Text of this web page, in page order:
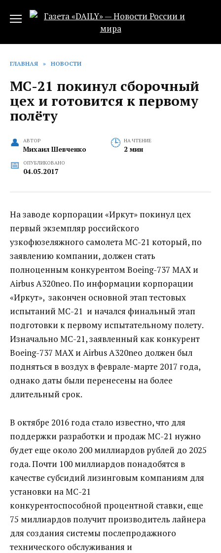
ГЛАВНАЯ » НОВОСТИ
МС-21 покинул сборочный
цех и готовится к первому
полёту
АВТОР
Михаил Шевченко
НА ЧТЕНИЕ
2 мин
ОПУБЛИКОВАНО
04.05.2017
На заводе корпорации «Иркут» покинул цех
первый экземпляр российского
узкофюзеляжного самолета МС-21 который, по
заявлению компании, должен стать
полноценным конкурентом Boeing-737 MAX и
Airbus A320neo.По информации корпорации
«Иркут», закончен основной этап тестовых
испытаний МС-21 и начался финальный этап
подготовки к первому испытательному полету.
Изначально МС-21, заявленный как конкурент
Boeing-737 MAX и Airbus A320neo должен был
подняться в воздух в феврале-марте 2017 года,
однако даты были перенесены на более
длительный срок.
В октябре 2016 года стало известно, что для
поддержки разработки и продаж МС-21 нужно
будет еще около 200 миллиардов рублей до 2025
года. Почти 100 миллиардов понадобятся в
качестве субсидий лизинговым компаниям для
установки на МС-21
конкурентоспособной процентной ставки, еще
75 миллиардов получит производитель лайнера
для создания системы послепродажного
технического обслуживания и